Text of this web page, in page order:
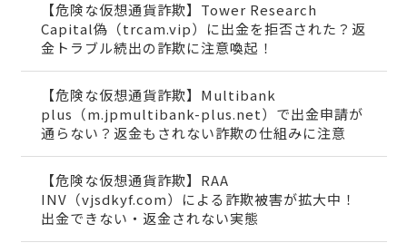
【危険な仮想通貨詐欺】Tower Research
Capital偽（trcam.vip）に出金を拒否された？返
金トラブル続出の詐欺に注意喚起！
【危険な仮想通貨詐欺】Multibank
plus（m.jpmultibank-plus.net）で出金申請が
通らない？返金もされない詐欺の仕組みに注意
【危険な仮想通貨詐欺】RAA
INV（vjsdkyf.com）による詐欺被害が拡大中！
出金できない・返金されない実態